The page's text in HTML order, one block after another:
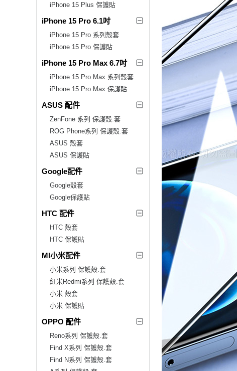
iPhone 15 Plus 保護貼
iPhone 15 Pro 6.1吋
iPhone 15 Pro 系列殼套
iPhone 15 Pro 保護貼
iPhone 15 Pro Max 6.7吋
iPhone 15 Pro Max 系列殼套
iPhone 15 Pro Max 保護貼
ASUS 配件
ZenFone 系列 保護殼.套
ROG Phone系列 保護殼.套
ASUS 殼套
ASUS 保護貼
Google配件
Google殼套
Google保護貼
HTC 配件
HTC 殼套
HTC 保護貼
MI小米配件
小米系列 保護殼.套
紅米Redmi系列 保護殼.套
小米 殼套
小米 保護貼
OPPO 配件
Reno系列 保護殼.套
Find X系列 保護殼.套
Find N系列 保護殼.套